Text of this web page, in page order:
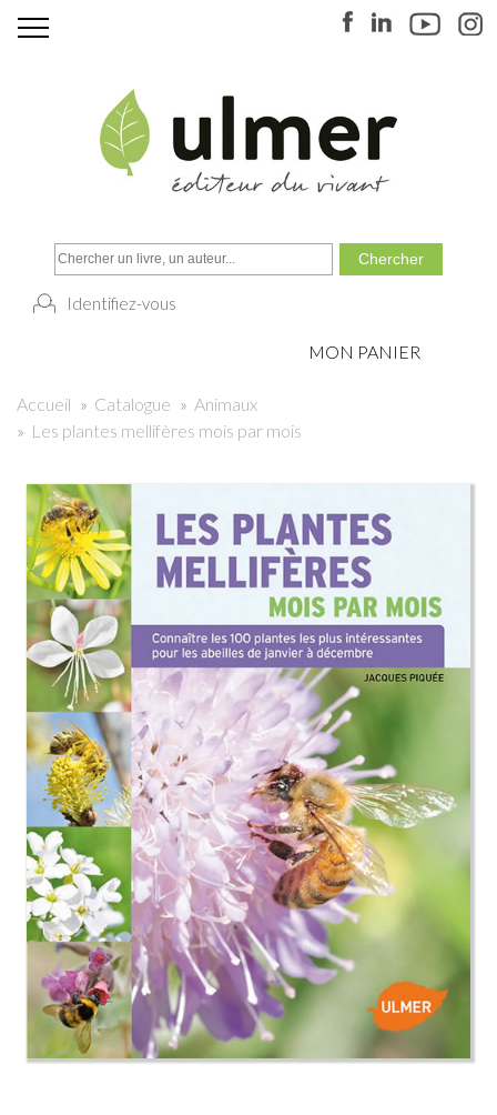
Identifiez-vous
MON PANIER
Accueil » Catalogue » Animaux
» Les plantes mellifères mois par mois